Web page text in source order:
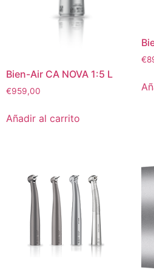
Bien-Air CA NOVA 1:5 L
€959,00
Añadir al carrito
€